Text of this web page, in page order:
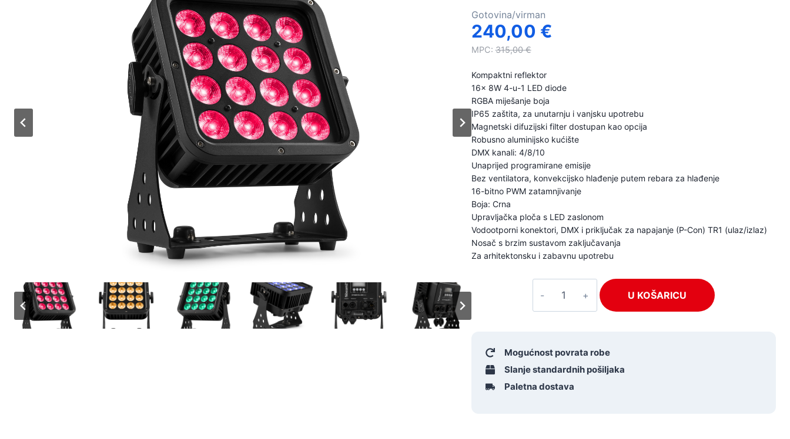
Gotovina/virman
240,00 €
MPC:315,00€
Kompaktni reflektor
16x 8W 4-u-1 LED diode
RGBA miješanje boja
IP65 zaštita, za unutarnju i vanjsku upotrebu
Magnetski difuzijski filter dostupan kao opcija
Robusno aluminijsko kućište
DMX kanali: 4/8/10
Unaprijed programirane emisije
Bez ventilatora, konvekcijsko hlađenje putem rebara za hlađenje
16-bitno PWM zatamnjivanje
Boja: Crna
Upravljačka ploča s LED zaslonom
Vodootporni konektori, DMX i priključak za napajanje (P-Con) TR1 (ulaz/izlaz)
Nosač s brzim sustavom zaključavanja
Za arhitektonsku i zabavnu upotrebu
količina
U KOŠARICU
Mogućnost povrata robe
Slanje standardnih pošiljaka
Paletna dostava